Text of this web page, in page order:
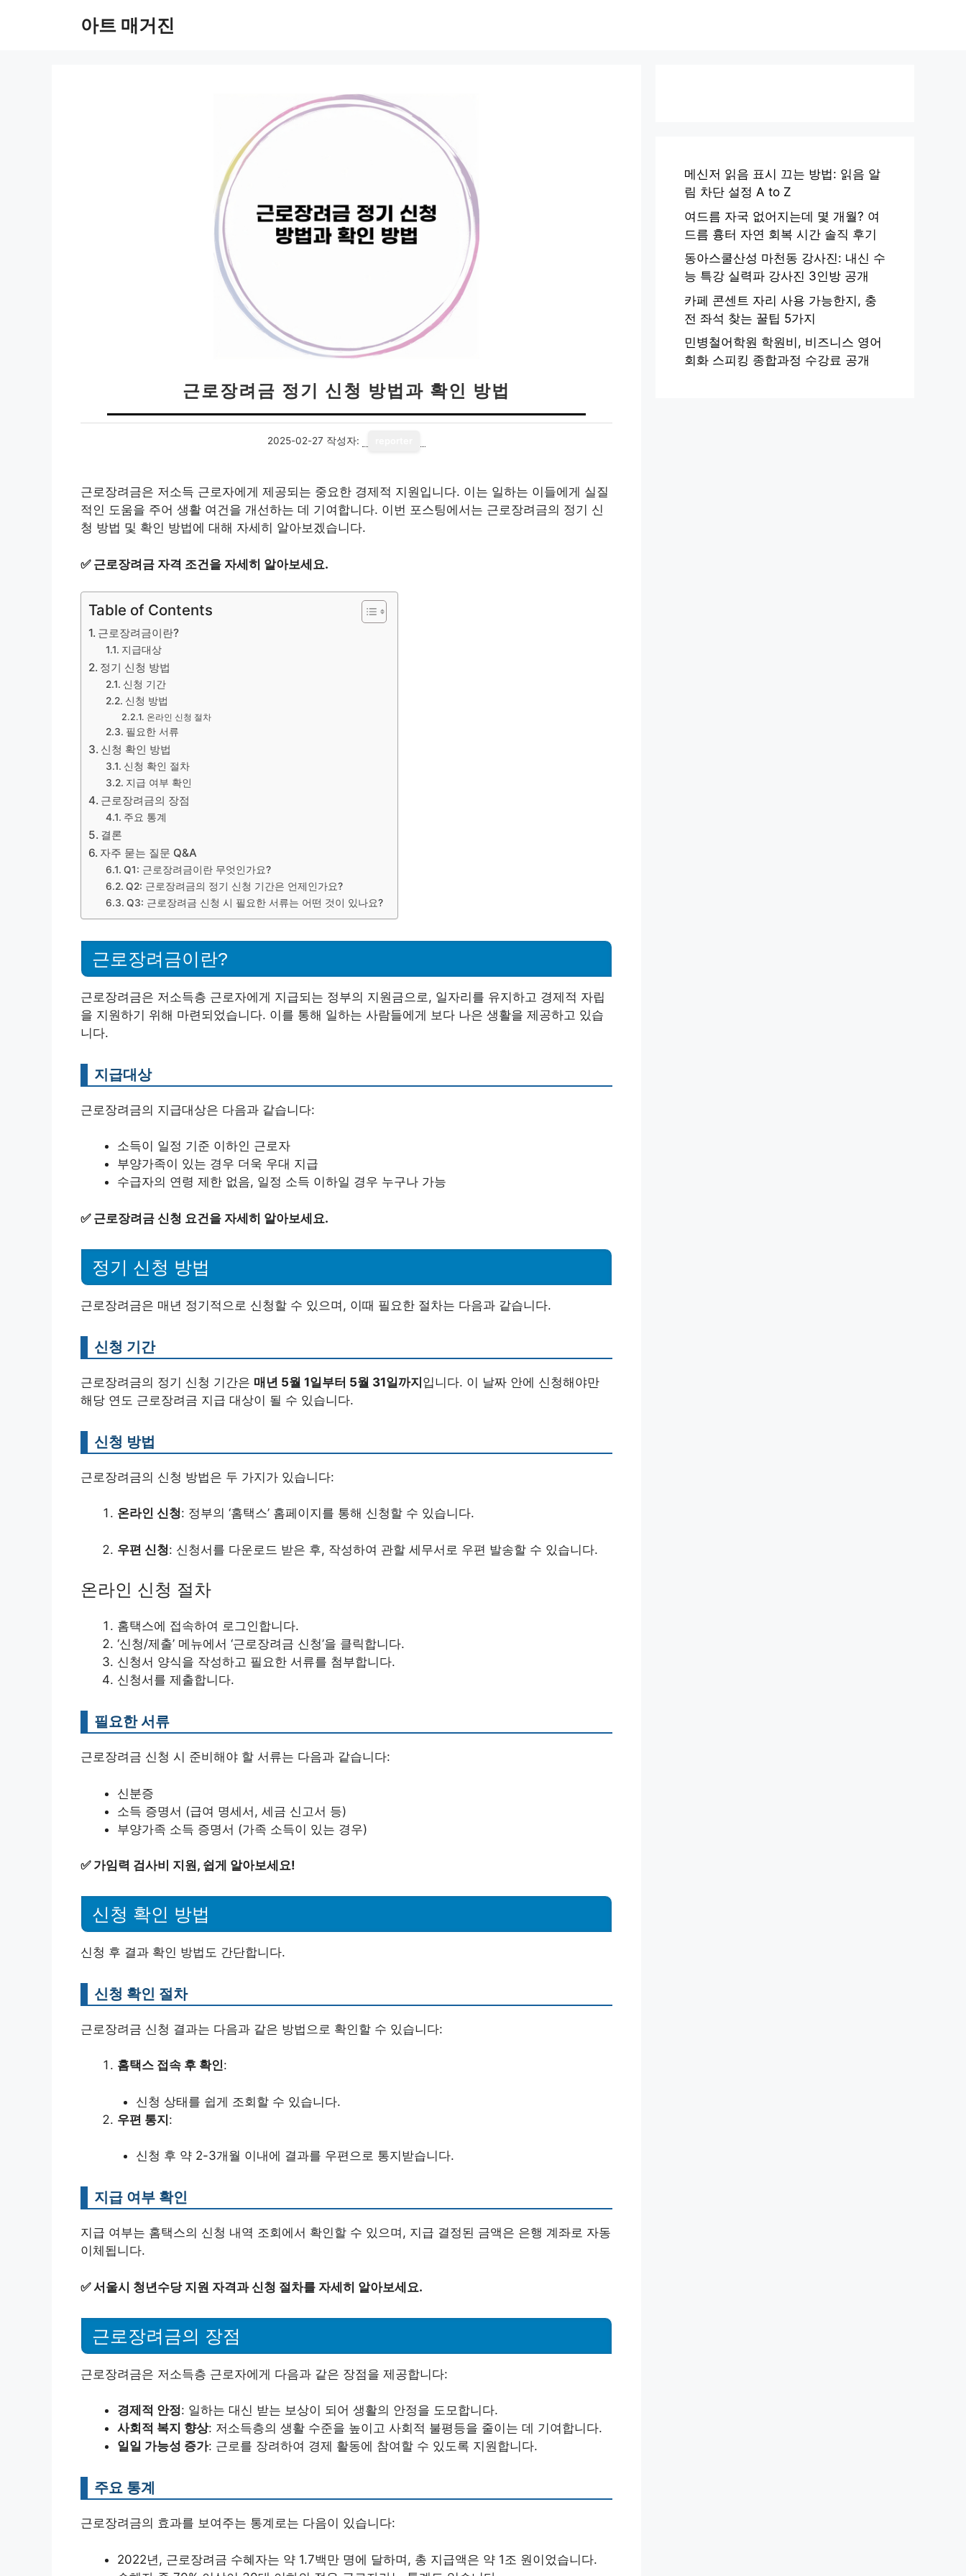
아트 매거진
근로장려금 정기 신청 방법과 확인 방법
2025-02-27 작성자:
근로장려금은 저소득 근로자에게 제공되는 중요한 경제적 지원입니다. 이는 일하는 이들에게 실질
적인 도움을 주어 생활 여건을 개선하는 데 기여합니다. 이번 포스팅에서는 근로장려금의 정기 신
청 방법 및 확인 방법에 대해 자세히 알아보겠습니다.
✅ 근로장려금 자격 조건을 자세히 알아보세요.
Table of Contents
근로장려금이란?
지급대상
정기 신청 방법
신청 기간
신청 방법
온라인 신청 절차
필요한 서류
신청 확인 방법
신청 확인 절차
지급 여부 확인
근로장려금의 장점
주요 통계
결론
자주 묻는 질문 Q&A
Q1: 근로장려금이란 무엇인가요?
Q2: 근로장려금의 정기 신청 기간은 언제인가요?
Q3: 근로장려금 신청 시 필요한 서류는 어떤 것이 있나요?
근로장려금이란?
근로장려금은 저소득층 근로자에게 지급되는 정부의 지원금으로, 일자리를 유지하고 경제적 자립
을 지원하기 위해 마련되었습니다. 이를 통해 일하는 사람들에게 보다 나은 생활을 제공하고 있습
니다.
지급대상
근로장려금의 지급대상은 다음과 같습니다:
소득이 일정 기준 이하인 근로자
부양가족이 있는 경우 더욱 우대 지급
수급자의 연령 제한 없음, 일정 소득 이하일 경우 누구나 가능
✅ 근로장려금 신청 요건을 자세히 알아보세요.
정기 신청 방법
근로장려금은 매년 정기적으로 신청할 수 있으며, 이때 필요한 절차는 다음과 같습니다.
신청 기간
근로장려금의 정기 신청 기간은 매년 5월 1일부터 5월 31일까지입니다. 이 날짜 안에 신청해야만
해당 연도 근로장려금 지급 대상이 될 수 있습니다.
신청 방법
근로장려금의 신청 방법은 두 가지가 있습니다:
온라인 신청: 정부의 ‘홈택스’ 홈페이지를 통해 신청할 수 있습니다.
우편 신청: 신청서를 다운로드 받은 후, 작성하여 관할 세무서로 우편 발송할 수 있습니다.
온라인 신청 절차
홈택스에 접속하여 로그인합니다.
‘신청/제출’ 메뉴에서 ‘근로장려금 신청’을 클릭합니다.
신청서 양식을 작성하고 필요한 서류를 첨부합니다.
신청서를 제출합니다.
필요한 서류
근로장려금 신청 시 준비해야 할 서류는 다음과 같습니다:
신분증
소득 증명서 (급여 명세서, 세금 신고서 등)
부양가족 소득 증명서 (가족 소득이 있는 경우)
✅ 가임력 검사비 지원, 쉽게 알아보세요!
신청 확인 방법
신청 후 결과 확인 방법도 간단합니다.
신청 확인 절차
근로장려금 신청 결과는 다음과 같은 방법으로 확인할 수 있습니다:
홈택스 접속 후 확인:
신청 상태를 쉽게 조회할 수 있습니다.
우편 통지:
신청 후 약 2-3개월 이내에 결과를 우편으로 통지받습니다.
지급 여부 확인
지급 여부는 홈택스의 신청 내역 조회에서 확인할 수 있으며, 지급 결정된 금액은 은행 계좌로 자동
이체됩니다.
✅서울시 청년수당 지원 자격과 신청 절차를 자세히 알아보세요.
근로장려금의 장점
근로장려금은 저소득층 근로자에게 다음과 같은 장점을 제공합니다:
경제적 안정: 일하는 대신 받는 보상이 되어 생활의 안정을 도모합니다.
사회적 복지 향상: 저소득층의 생활 수준을 높이고 사회적 불평등을 줄이는 데 기여합니다.
일일 가능성 증가: 근로를 장려하여 경제 활동에 참여할 수 있도록 지원합니다.
주요 통계
근로장려금의 효과를 보여주는 통계로는 다음이 있습니다:
2022년, 근로장려금 수혜자는 약 1.7백만 명에 달하며, 총 지급액은 약 1조 원이었습니다.
메신저 읽음 표시 끄는 방법: 읽음 알
림 차단 설정 A to Z
여드름 자국 없어지는데 몇 개월? 여
드름 흉터 자연 회복 시간 솔직 후기
동아스쿨산성 마천동 강사진: 내신 수
능 특강 실력파 강사진 3인방 공개
카페 콘센트 자리 사용 가능한지, 충
전 좌석 찾는 꿀팁 5가지
민병철어학원 학원비, 비즈니스 영어
회화 스피킹 종합과정 수강료 공개